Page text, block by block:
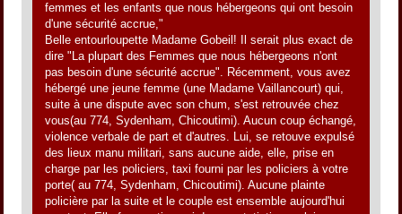
femmes et les enfants que nous hébergeons qui ont besoin
d'une sécurité accrue,"
Belle entourloupette Madame Gobeil! Il serait plus exact de
dire "La plupart des Femmes que nous hébergeons n'ont
pas besoin d'une sécurité accrue". Récemment, vous avez
hébergé une jeune femme (une Madame Vaillancourt) qui,
suite à une dispute avec son chum, s'est retrouvée chez
vous(au 774, Sydenham, Chicoutimi). Aucun coup échangé,
violence verbale de part et d'autres. Lui, se retouve expulsé
des lieux manu militari, sans aucune aide, elle, prise en
charge par les policiers, taxi fourni par les policiers à votre
porte( au 774, Sydenham, Chicoutimi). Aucune plainte
policière par la suite et le couple est ensemble aujourd'hui